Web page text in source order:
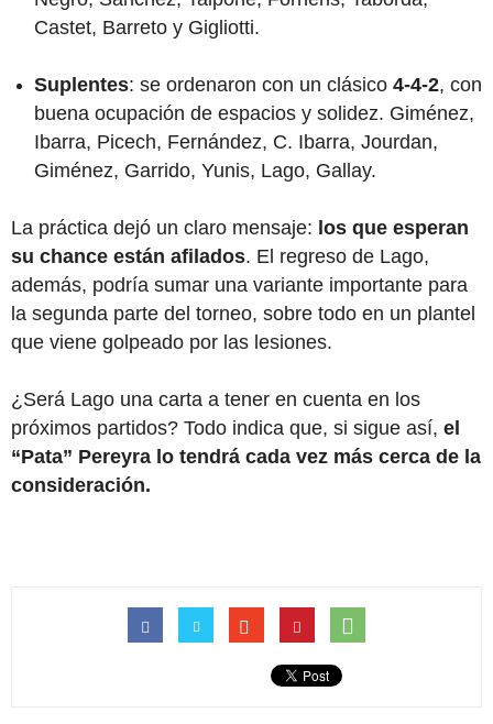
Castet, Barreto y Gigliotti.
Suplentes: se ordenaron con un clásico 4-4-2, con
buena ocupación de espacios y solidez. Giménez,
Ibarra, Picech, Fernández, C. Ibarra, Jourdan,
Giménez, Garrido, Yunis, Lago, Gallay.
La práctica dejó un claro mensaje: los que esperan
su chance están afilados. El regreso de Lago,
además, podría sumar una variante importante para
la segunda parte del torneo, sobre todo en un plantel
que viene golpeado por las lesiones.
¿Será Lago una carta a tener en cuenta en los
próximos partidos? Todo indica que, si sigue así, el
“Pata” Pereyra lo tendrá cada vez más cerca de la
consideración.